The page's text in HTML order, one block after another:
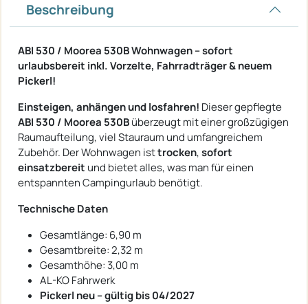
Beschreibung
ABI 530 / Moorea 530B Wohnwagen – sofort
urlaubsbereit inkl. Vorzelte, Fahrradträger & neuem
Pickerl!
Einsteigen, anhängen und losfahren! Dieser gepflegte
ABI 530 / Moorea 530Büberzeugt mit einer großzügigen
Raumaufteilung, viel Stauraum und umfangreichem
Zubehör. Der Wohnwagen isttrocken,sofort
einsatzbereit und bietet alles, was man für einen
entspannten Campingurlaub benötigt.
Technische Daten
Gesamtlänge: 6,90 m
Gesamtbreite: 2,32 m
Gesamthöhe: 3,00 m
AL-KO Fahrwerk
Pickerl neu – gültig bis 04/2027